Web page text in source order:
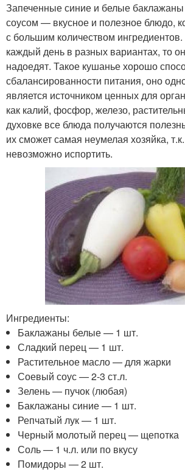
Запеченные синие и белые баклажаны
соусом — вкусное и полезное блюдо,
с большим количеством ингредиентов.
каждый день в разных вариантах, то
надоедят. Такое кушанье хорошо
сбалансированности питания, оно
является источником ценных для
как калий, фосфор, железо,
духовке все блюда получаются
их сможет самая неумелая хозяйка,
невозможно испортить.
Ингредиенты:
Баклажаны белые — 1 шт.
Сладкий перец — 1 шт.
Растительное масло — для жарки
Соевый соус — 2-3 ст.л.
Зелень — пучок (любая)
Баклажаны синие — 1 шт.
Репчатый лук — 1 шт.
Черный молотый перец — щепотка
Соль — 1 ч.л. или по вкусу
Помидоры — 2 шт.